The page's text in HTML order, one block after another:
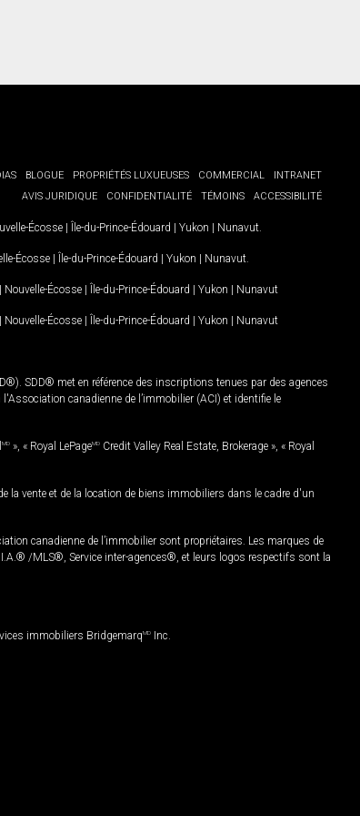
BLOGUE PROPRIÉTÉS LUXUEUSES COMMERCIAL
INTRANET
AVIS JURIDIQUE
CONFIDENTIALITÉ TÉMOINS ACCESSIBILITÉ
Écosse | Île-du-Prince-Édouard | Yukon | Nunavut
Écosse | Île-du-Prince-Édouard | Yukon | Nunavut
| Nouvelle-Écosse | Île-du-Prince-Édouard | Yukon | Nunavut
| Nouvelle-Écosse | Île-du-Prince-Édouard | Yukon | Nunavut
SDD® met en référence des inscriptions tenues par des agences
canadienne de l’immobilier (ACI) et identifie le
MD », « Royal LePageMD Credit Valley Real Estate, Brokerage », « Royal
la vente et de la location de biens immobiliers dans le cadre d'un
canadienne de l’immobilier sont propriétaires. Les marques de
/MLS®, Service inter-agences®, et leurs logos respectifs sont la
immobiliers BridgemarqMD Inc.